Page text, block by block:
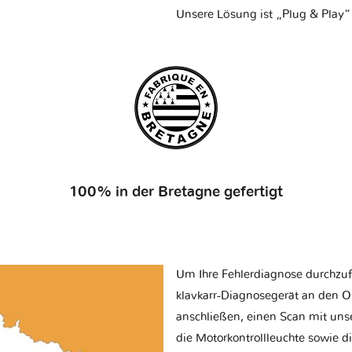
Unsere Lösung ist „Plug &
100% in der Bretagne gefertigt
Um Ihre Fehlerdiagnose
klavkarr-Diagnosegerät an den
anschließen, einen Scan mit
die Motorkontrollleuchte sowie